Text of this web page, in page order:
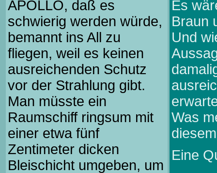
APOLLO, daß es
schwierig werden würde,
bemannt ins All zu
fliegen, weil es keinen
ausreichenden Schutz
vor der Strahlung gibt.
Man müsste ein
Raumschiff ringsum mit
einer etwa fünf
Zentimeter dicken
Bleischicht umgeben, um
Es
Braun
Und
Was
Eine